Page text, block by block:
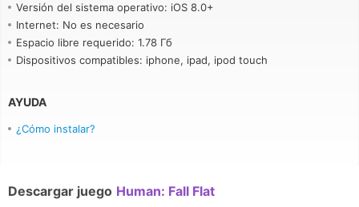
Versión del sistema operativo: iOS 8.0+
Internet: No es necesario
Espacio libre requerido: 1.78 Гб
Dispositivos compatibles: iphone, ipad, ipod touch
AYUDA
¿Cómo instalar?
Descargar juego Human: Fall Flat